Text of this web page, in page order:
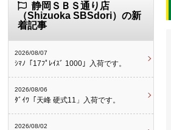
静岡ＳＢＳ通り店
（Shizuoka SBSdori）の新
着記事
2026/08/07
ｼﾏﾉ「17ﾌﾟﾚｲｽﾞ 1000」入荷です。
2026/08/06
ﾀﾞｲﾜ「天峰 硬式11」入荷です。
2026/08/02